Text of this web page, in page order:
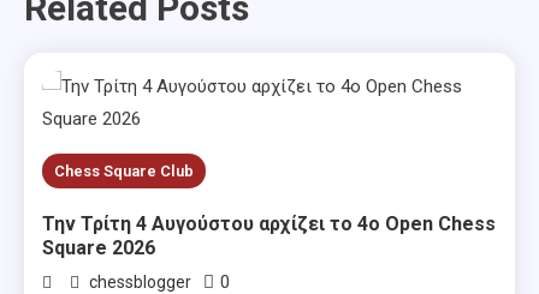
Chess Square Club
Την Τρίτη 4 Αυγούστου αρχίζει το 4ο Open Chess
Square 2026
chessblogger 0